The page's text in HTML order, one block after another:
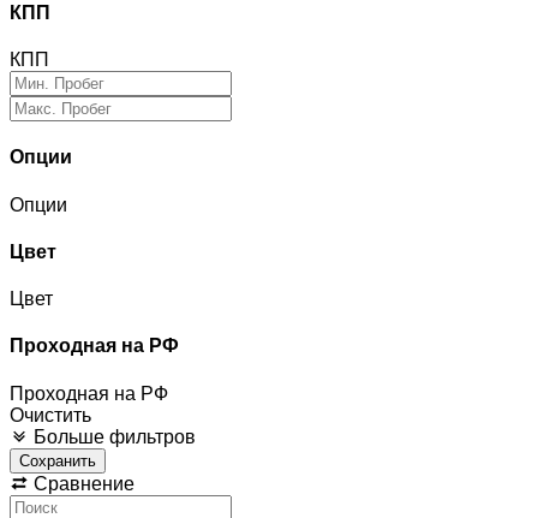
КПП
КПП
Опции
Опции
Цвет
Цвет
Проходная на РФ
Проходная на РФ
Очистить
Больше фильтров
Сохранить
Сравнение